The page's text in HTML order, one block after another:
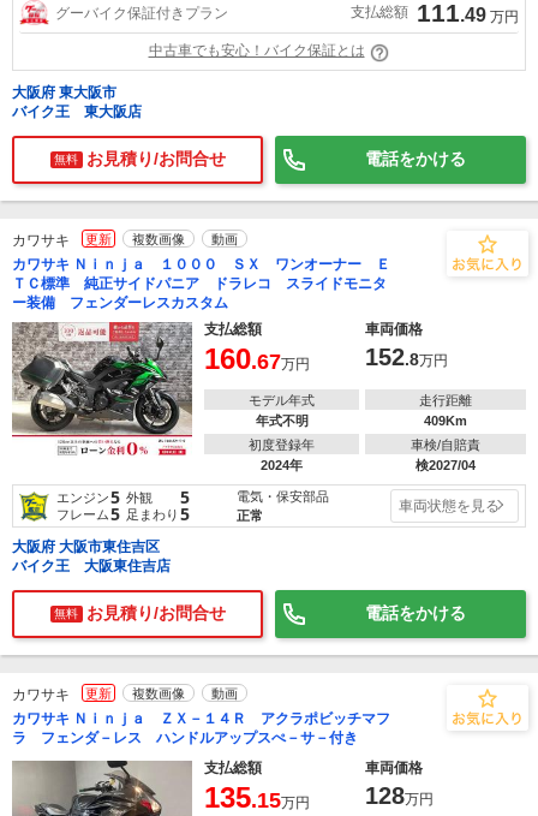
グーバイク保証付きプラン 支払総額 111.49 万円
中古車でも安心！バイク保証とは
大阪府 東大阪市
バイク王 東大阪店
無料 お見積り/お問合せ 電話をかける
カワサキ 更新 複数画像 動画
カワサキ Ｎｉｎｊａ １０００ ＳＸ ワンオーナー Ｅ
ＴＣ標準 純正サイドパニア ドラレコ スライドモニタ
ー装備 フェンダーレスカスタム
支払総額
車両価格
160.67万円 152.8万円
モデル年式
年式不明
走行距離
409Km
初度登録年
2024年
車検/自賠責
検2027/04
エンジン5 外観 5
フレーム5 足まわり 5
電気・保安部品
正常
車両状態を見る
大阪府 大阪市東住吉区
バイク王 大阪東住吉店
無料 お見積り/お問合せ 電話をかける
カワサキ 更新 複数画像 動画
カワサキ Ｎｉｎｊａ ＺＸ－１４Ｒ アクラポビッチマフ
ラ フェンダ－レス ハンドルアップスぺ－サ－付き
支払総額
車両価格
135.15万円 128万円